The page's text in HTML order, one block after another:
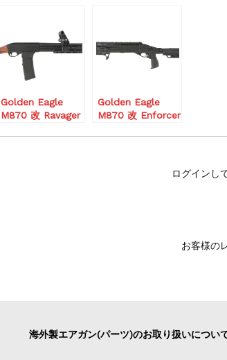
Tactical/Black
CO2仕様 ショット
シェルホルダー搭
載モデル
Golden Eagle
M870 改 Ravager
Golden Eagle
M870 改 Enforcer
ログインし
お客様の
海外製エアガン(パーツ)のお取り扱いについ